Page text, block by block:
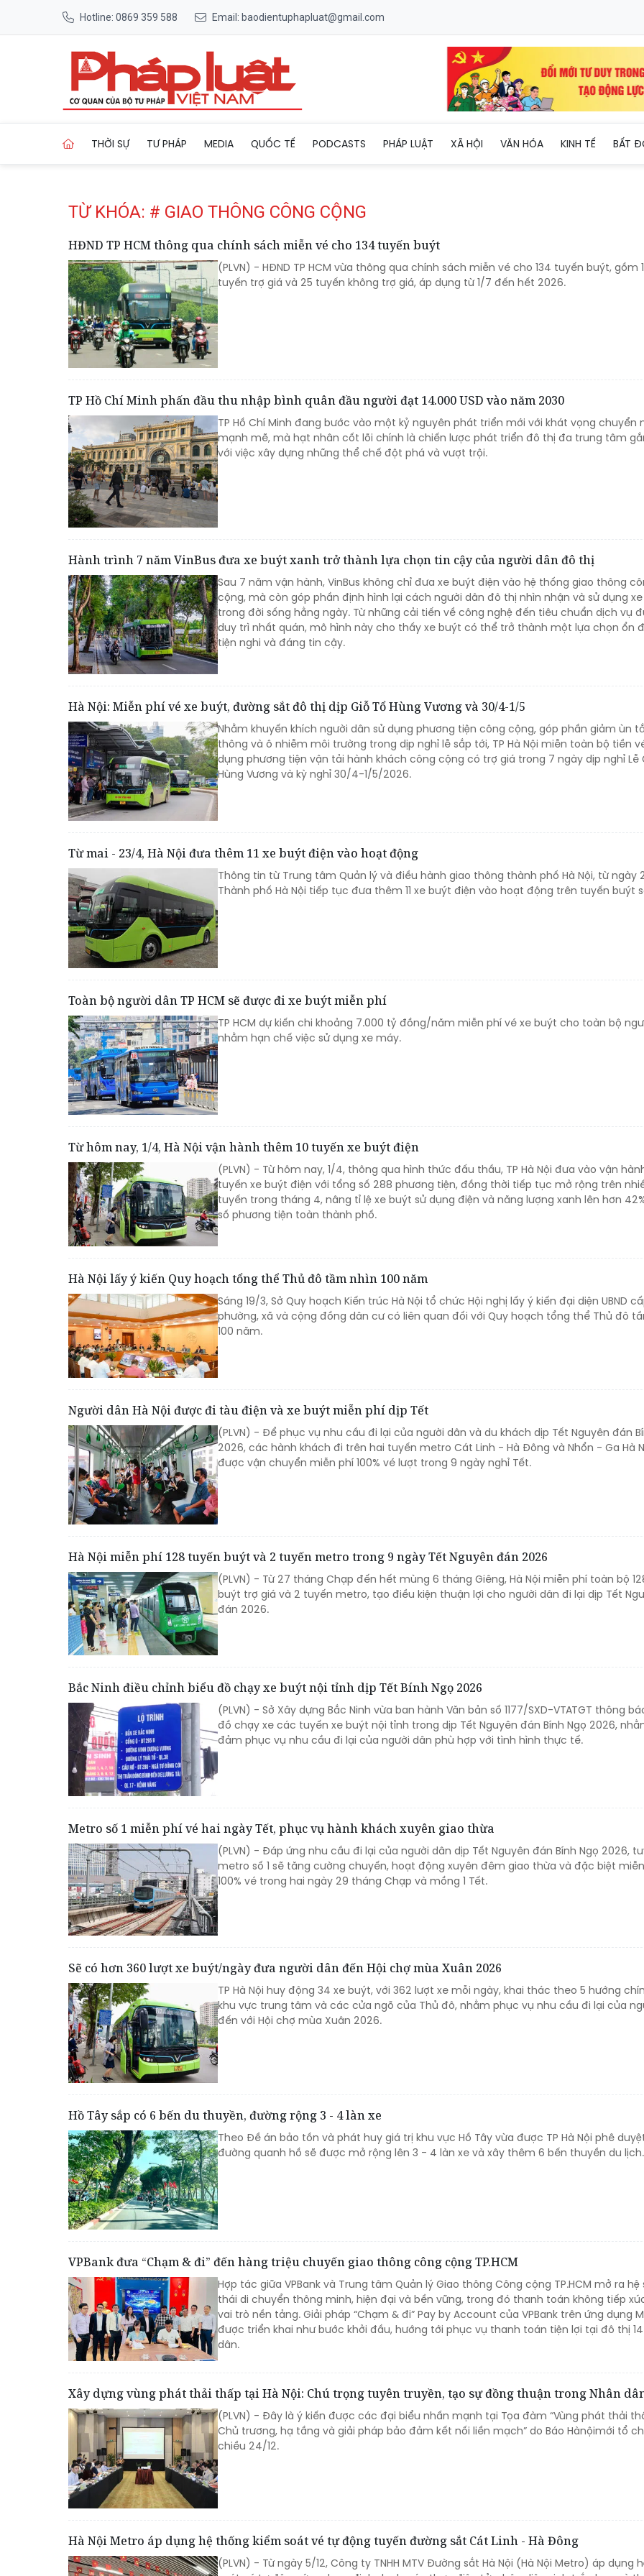
Hotline: 0869 359 588 Email: baodientuphapluat@gmail.com
THỜI SỰ TƯ PHÁP MEDIA QUỐC TẾ PODCASTS PHÁP LUẬT XÃ HỘI VĂN HÓA KINH TẾ BẤT
TỪ KHÓA: # GIAO THÔNG CÔNG CỘNG
HĐND TP HCM thông qua chính sách miễn vé cho 134 tuyến buýt
(PLVN) - HĐND TP HCM vừa thông qua chính sách miễn vé cho 134 tuyến buýt, gồm
tuyến trợ giá và 25 tuyến không trợ giá, áp dụng từ 1/7 đến hết 2026.
TP Hồ Chí Minh phấn đầu thu nhập bình quân đầu người đạt 14.000 USD vào năm 2030
TP Hồ Chí Minh đang bước vào một kỷ nguyên phát triển mới với khát vọng chuyển
mạnh mẽ, mà hạt nhân cốt lõi chính là chiến lược phát triển đô thị đa trung tâm
với việc xây dựng những thể chế đột phá và vượt trội.
Hành trình 7 năm VinBus đưa xe buýt xanh trở thành lựa chọn tin cậy của người dân đô thị
Sau 7 năm vận hành, VinBus không chỉ đưa xe buýt điện vào hệ thống giao thông
cộng, mà còn góp phần định hình lại cách người dân đô thị nhìn nhận và sử dụng
trong đời sống hằng ngày. Từ những cải tiến về công nghệ đến tiêu chuẩn dịch vụ
duy trì nhất quán, mô hình này cho thấy xe buýt có thể trở thành một lựa chọn ổn
tiện nghi và đáng tin cậy.
Hà Nội: Miễn phí vé xe buýt, đường sắt đô thị dịp Giỗ Tổ Hùng Vương và 30/4-1/5
Nhằm khuyến khích người dân sử dụng phương tiện công cộng, góp phần giảm ùn
thông và ô nhiễm môi trường trong dịp nghỉ lễ sắp tới, TP Hà Nội miễn toàn bộ tiền
dụng phương tiện vận tải hành khách công cộng có trợ giá trong 7 ngày dịp nghỉ Lễ
Hùng Vương và kỳ nghỉ 30/4-1/5/2026.
Từ mai - 23/4, Hà Nội đưa thêm 11 xe buýt điện vào hoạt động
Thông tin từ Trung tâm Quản lý và điều hành giao thông thành phố Hà Nội, từ ngày
Thành phố Hà Nội tiếp tục đưa thêm 11 xe buýt điện vào hoạt động trên tuyến buýt
Toàn bộ người dân TP HCM sẽ được đi xe buýt miễn phí
TP HCM dự kiến chi khoảng 7.000 tỷ đồng/năm miễn phí vé xe buýt cho toàn bộ
nhằm hạn chế việc sử dụng xe máy.
Từ hôm nay, 1/4, Hà Nội vận hành thêm 10 tuyến xe buýt điện
(PLVN) - Từ hôm nay, 1/4, thông qua hình thức đấu thầu, TP Hà Nội đưa vào vận
tuyến xe buýt điện với tổng số 288 phương tiện, đồng thời tiếp tục mở rộng trên
tuyến trong tháng 4, nâng tỉ lệ xe buýt sử dụng điện và năng lượng xanh lên hơn
số phương tiện toàn thành phố.
Hà Nội lấy ý kiến Quy hoạch tổng thể Thủ đô tầm nhìn 100 năm
Sáng 19/3, Sở Quy hoạch Kiến trúc Hà Nội tổ chức Hội nghị lấy ý kiến đại diện UBND
phường, xã và cộng đồng dân cư có liên quan đối với Quy hoạch tổng thể Thủ đô
100 năm.
Người dân Hà Nội được đi tàu điện và xe buýt miễn phí dịp Tết
(PLVN) - Để phục vụ nhu cầu đi lại của người dân và du khách dịp Tết Nguyên đán
2026, các hành khách đi trên hai tuyến metro Cát Linh - Hà Đông và Nhổn - Ga Hà
được vận chuyển miễn phí 100% vé lượt trong 9 ngày nghỉ Tết.
Hà Nội miễn phí 128 tuyến buýt và 2 tuyến metro trong 9 ngày Tết Nguyên đán 2026
(PLVN) - Từ 27 tháng Chạp đến hết mùng 6 tháng Giêng, Hà Nội miễn phí toàn bộ
buýt trợ giá và 2 tuyến metro, tạo điều kiện thuận lợi cho người dân đi lại dịp Tết
đán 2026.
Bắc Ninh điều chỉnh biểu đồ chạy xe buýt nội tỉnh dịp Tết Bính Ngọ 2026
(PLVN) - Sở Xây dựng Bắc Ninh vừa ban hành Văn bản số 1177/SXD-VTATGT thông
đồ chạy xe các tuyến xe buýt nội tỉnh trong dịp Tết Nguyên đán Bính Ngọ 2026,
đảm phục vụ nhu cầu đi lại của người dân phù hợp với tình hình thực tế.
Metro số 1 miễn phí vé hai ngày Tết, phục vụ hành khách xuyên giao thừa
(PLVN) - Đáp ứng nhu cầu đi lại của người dân dịp Tết Nguyên đán Bính Ngọ 2026,
metro số 1 sẽ tăng cường chuyến, hoạt động xuyên đêm giao thừa và đặc biệt
100% vé trong hai ngày 29 tháng Chạp và mồng 1 Tết.
Sẽ có hơn 360 lượt xe buýt/ngày đưa người dân đến Hội chợ mùa Xuân 2026
TP Hà Nội huy động 34 xe buýt, với 362 lượt xe mỗi ngày, khai thác theo 5 hướng
khu vực trung tâm và các cửa ngõ của Thủ đô, nhằm phục vụ nhu cầu đi lại của
đến với Hội chợ mùa Xuân 2026.
Hồ Tây sắp có 6 bến du thuyền, đường rộng 3 - 4 làn xe
Theo Đề án bảo tồn và phát huy giá trị khu vực Hồ Tây vừa được TP Hà Nội phê
đường quanh hồ sẽ được mở rộng lên 3 - 4 làn xe và xây thêm 6 bến thuyền du lịch.
VPBank đưa “Chạm & đi” đến hàng triệu chuyến giao thông công cộng TP.HCM
Hợp tác giữa VPBank và Trung tâm Quản lý Giao thông Công cộng TP.HCM mở ra hệ
thái di chuyển thông minh, hiện đại và bền vững, trong đó thanh toán không tiếp
vai trò nền tảng. Giải pháp “Chạm & đi” Pay by Account của VPBank trên ứng dụng
được triển khai như bước khởi đầu, hướng tới phục vụ thanh toán tiện lợi tại đô thị
dân.
Xây dựng vùng phát thải thấp tại Hà Nội: Chú trọng tuyên truyền, tạo sự đồng thuận trong Nhân
(PLVN) - Đây là ý kiến được các đại biểu nhấn mạnh tại Tọa đàm “Vùng phát thải
Chủ trương, hạ tầng và giải pháp bảo đảm kết nối liền mạch” do Báo Hànộimới tổ
chiều 24/12.
Hà Nội Metro áp dụng hệ thống kiểm soát vé tự động tuyến đường sắt Cát Linh - Hà Đông
(PLVN) - Từ ngày 5/12, Công ty TNHH MTV Đường sắt Hà Nội (Hà Nội Metro) áp dụng